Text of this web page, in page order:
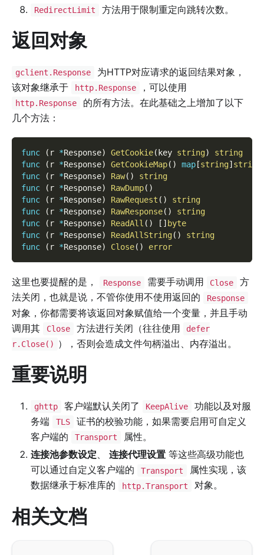
RedirectLimit 方法用于限制重定向跳转次数。
返回对象
gclient.Response
为HTTP对应请求的返回结果对象，
该对象继承于
http.Response ，可以使用
http.Response
的所有方法。在此基础之上增加了以下
几个方法：
func ( r *Response) GetCookie( key string)
string
func
( r *Response) GetCookieMap( ) map [string] string
func
( r *Response) Raw( )
string
func
( r *Response) RawDump( )
func
( r *Response) RawRequest ( )
string
func
( r *Response) RawResponse( )
string
func
( r *Response) ReadAll ( ) [ ] byte
func
( r *Response) ReadAllString( )
string
func
( r *Response) Close( ) error
这里也要提醒的是， Response 需要手动调用 Close
方
法关闭，也就是说，不管你使用不使用返回的
Response
对象，你都需要将该返回对象赋值给一个变量，并且手动
调用其
Close 方法进行关闭（往往使用
defer
r.Close()
），否则会造成文件句柄溢出、内存溢出。
重要说明
ghttp 客户端默认关闭了 KeepAlive
功能以及对服
务端
TLS
证书的校验功能，如果需要启用可自定义
客户端的
Transport
属性。
连接池参数设定、 连接代理设置 等这些高级功能也
可以通过自定义客户端的
Transport
属性实现，该
数据继承于标准库的
http.Transport 对象。
相关文档